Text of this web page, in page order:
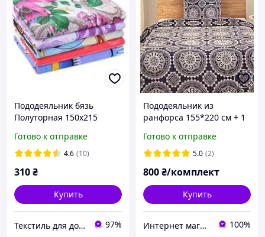
Пододеяльник бязь
Полуторная 150х215
Готово к отправке
4.6 (10)
310₴
Купить
Текстиль для дома "1001 НОЧЬ" 97%
Пододеяльник из
ранфорса 155*220 см + 1
Германия
Готово к отправке
5.0 (2)
800₴/комплект
Купить
Интернет магазин тканин "Улюблена Постіль" 100%